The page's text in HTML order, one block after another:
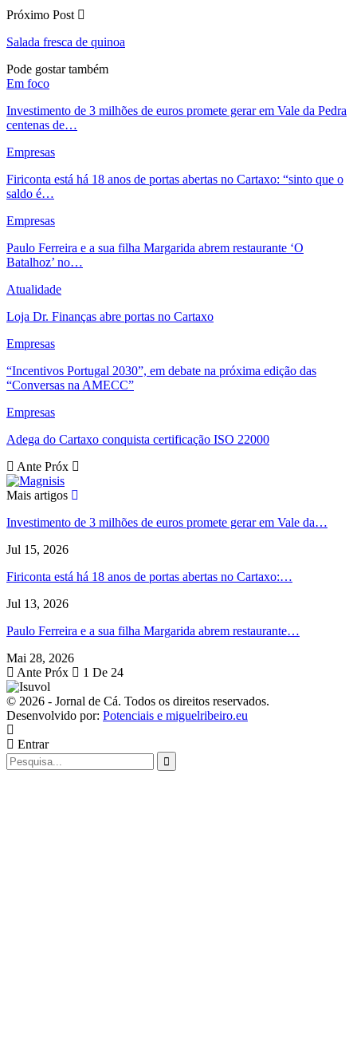
Próximo Post
Salada fresca de quinoa
Pode gostar também
Em foco
Investimento de 3 milhões de euros promete gerar em Vale da Pedra
centenas de…
Empresas
Firiconta está há 18 anos de portas abertas no Cartaxo: “sinto que o
saldo é…
Empresas
Paulo Ferreira e a sua filha Margarida abrem restaurante ‘O
Batalhoz’ no…
Atualidade
Loja Dr. Finanças abre portas no Cartaxo
Empresas
“Incentivos Portugal 2030”, em debate na próxima edição das
“Conversas na AMECC”
Empresas
Adega do Cartaxo conquista certificação ISO 22000
Ante Próx
Mais artigos
Investimento de 3 milhões de euros promete gerar em Vale da…
Jul 15, 2026
Firiconta está há 18 anos de portas abertas no Cartaxo:…
Jul 13, 2026
Paulo Ferreira e a sua filha Margarida abrem restaurante…
Mai 28, 2026
Ante Próx 1 De 24
© 2026 - Jornal de Cá. Todos os direitos reservados.
Desenvolvido por: Potenciais e miguelribeiro.eu
Entrar